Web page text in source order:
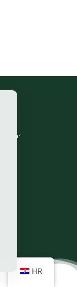
HR